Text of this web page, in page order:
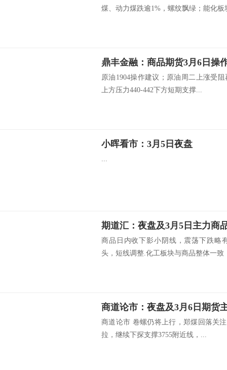
煤、动力煤跌逾1%，螺纹飘绿；能化板
鼎丰金融：商品期货3月6日操
原油1904操作建议；原油周二上涨受
上方压力440-442下方短期支撑...
小晖看市：3月5日夜盘
...
期道汇：夜盘及3月5日主力商
商品日内收下影小阴线，震荡下跌略
头，短线调整.化工板块与商品整体一致
商道论市：夜盘及3月6日期货
商道论市 卷螺仍将上行，郑煤回落关
拉，继续下探支撑3755附近线，...